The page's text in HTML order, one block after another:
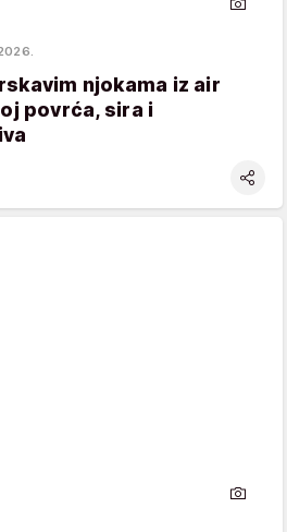
njokama iz air
povrća, sira i